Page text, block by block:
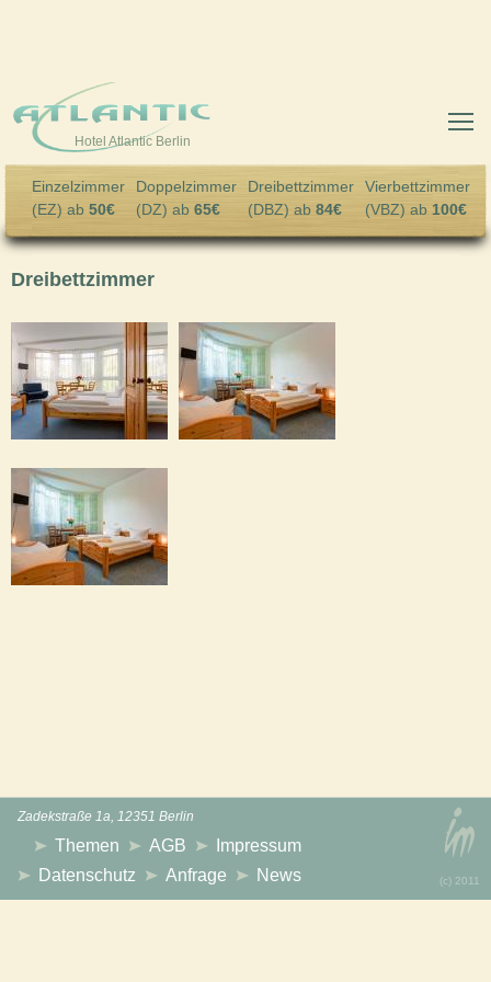
Hotel Atlantic Berlin
Einzelzimmer
(EZ) ab 50€
Doppelzimmer
(DZ) ab 65€
Dreibettzimmer
(DBZ) ab 84€
Vierbettzimmer
(VBZ) ab 100€
Dreibettzimmer
Zadekstraße 1a, 12351 Berlin
Themen AGB
Impressum
Datenschutz
Anfrage News (с) 2011